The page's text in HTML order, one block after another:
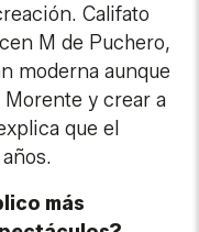
Califato
M de Puchero,
moderna aunque
Morente y crear a
que el
más